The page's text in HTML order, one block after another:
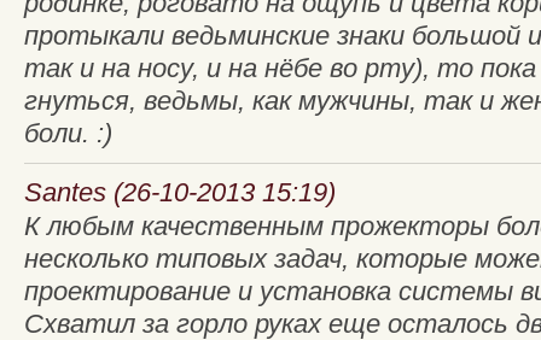
протыкали ведьминские знаки большой
так и на носу, и на нёбе во рту), то пока
гнуться, ведьмы, как мужчины, так и
боли. :)
Santes (26-10-2013 15:19)
К любым качественным прожекторы
несколько типовых задач, которые
проектирование и установка системы
Схватил за горло руках еще осталось